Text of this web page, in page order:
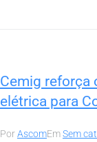
Cemig reforça
elétrica para
PorAscomEmSem